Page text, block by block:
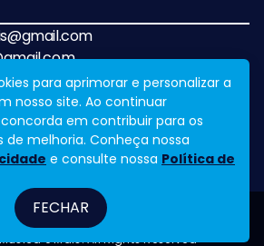
e Mais. All Rights Reserved
Design byNVGO
Fale ConoscoLegal
para aprimorar e personalizar a
nosso site. Ao continuar
em contribuir para os
melhoria. Conheça nossa
e consulte nossa Política de
FECHAR